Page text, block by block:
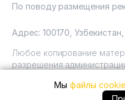
По поводу размещения
Адрес: 100170,
Любое копирование
разрешения
Copyright © Yellow Pages
"Yellow Pages". Все права
Мыфайлы cookie